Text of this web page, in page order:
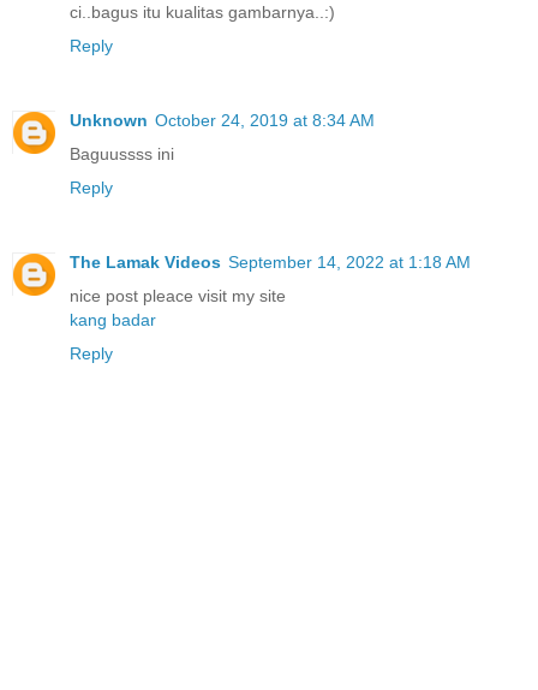
ci..bagus itu kualitas gambarnya..:)
Reply
Unknown October 24, 2019 at 8:34 AM
Baguussss ini
Reply
The Lamak Videos September 14, 2022 at 1:18 AM
nice post pleace visit my site
kang badar
Reply